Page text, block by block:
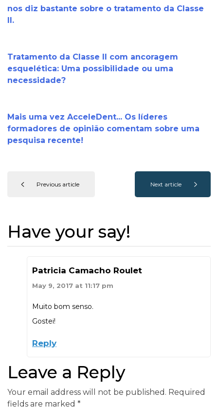
nos diz bastante sobre o tratamento da Classe
II.
Tratamento da Classe II com ancoragem
esquelética: Uma possibilidade ou uma
necessidade?
Mais uma vez AcceleDent... Os líderes
formadores de opinião comentam sobre uma
pesquisa recente!
Previous article Next article
Have your say!
Patricia Camacho Roulet
May 9, 2017 at 11:17 pm
Muito bom senso.
Gostei!
Reply
Leave a Reply
Your email address will not be published. Required
fields are marked *